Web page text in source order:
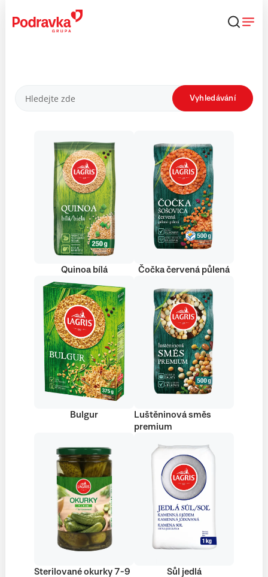
obsahu
Produkty Vyhledávání
Quinoa bílá Čočka červená půlená
Bulgur
Luštěninová směs
premium
Sterilované okurky 7-9
Sůl jedlá